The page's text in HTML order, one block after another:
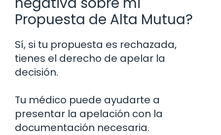
Propuesta de Alta Mutua?
Sí, si tu propuesta es rechazada,
tienes el derecho de apelar la
decisión.
Tu médico puede ayudarte a
presentar la apelación con la
documentación necesaria.